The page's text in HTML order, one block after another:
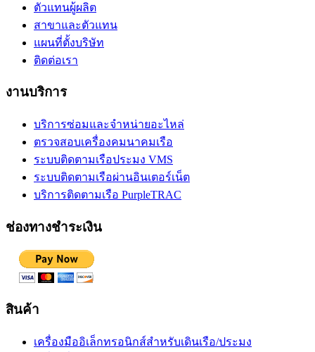
ตัวแทนผู้ผลิต
สาขาและตัวแทน
แผนที่ตั้งบริษัท
ติดต่อเรา
งานบริการ
บริการซ่อมและจำหน่ายอะไหล่
ตรวจสอบเครื่องคมนาคมเรือ
ระบบติดตามเรือประมง VMS
ระบบติดตามเรือผ่านอินเตอร์เน็ต
บริการติดตามเรือ PurpleTRAC
ช่องทางชำระเงิน
สินค้า
เครื่องมืออิเล็กทรอนิกส์สำหรับเดินเรือ/ประมง